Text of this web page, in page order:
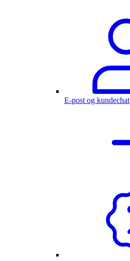
E-post og kundechat